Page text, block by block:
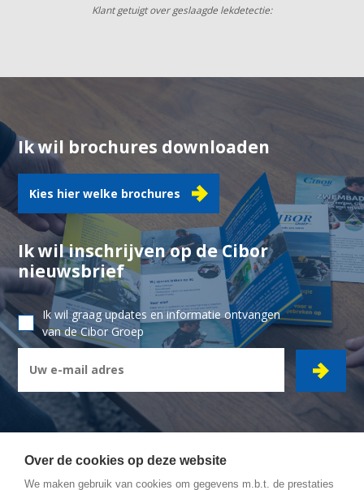
Klant getuigt over geslaagde lekdetectie:
Ik wil brochures downloaden
Kies hier welke brochures
Ik wil inschrijven op de Cibor
nieuwsbrief
Ik wil graag updates en informatie ontvangen
van de Cibor Groep
Over de cookies op deze website
We maken gebruik van cookies om gegevens m.b.t. de prestaties